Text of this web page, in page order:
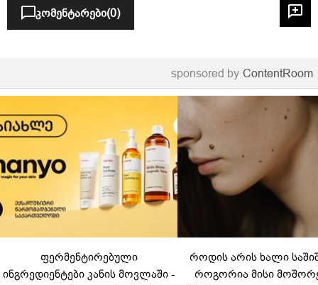
კომენტარები(0)
sponsored by ContentRoom
ფერმენტირებული
ინგრედიენტები კანის მოვლაში -
როდის არის ხალი
როგორია მისი